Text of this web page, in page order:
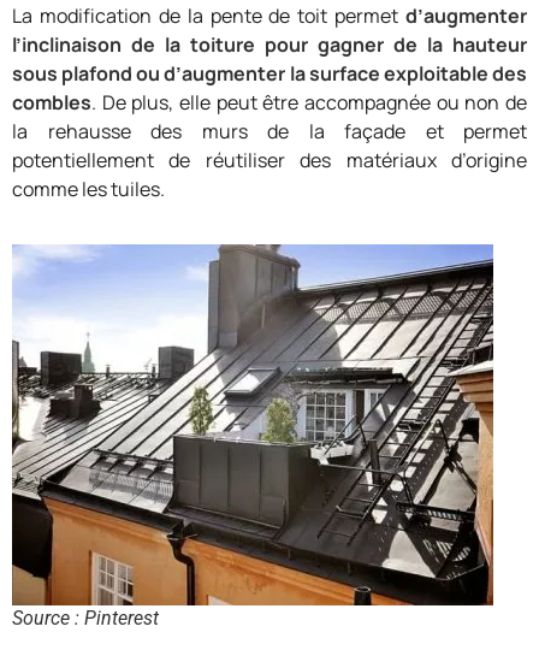
La modification de la pente de toit permet d’augmenter
l’inclinaison de la toiture pour gagner de la hauteur
sous plafond ou d’augmenter la surface exploitable des
combles. De plus, elle peut être accompagnée ou non de
la rehausse des murs de la façade et permet
potentiellement de réutiliser des matériaux d’origine
comme les tuiles.
Source : Pinterest